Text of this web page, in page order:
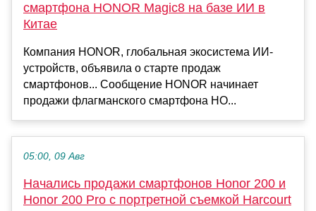
смартфона HONOR Magic8 на базе ИИ в
Китае
Компания HONOR, глобальная экосистема ИИ-
устройств, объявила о старте продаж
смартфонов... Сообщение HONOR начинает
продажи флагманского смартфона HO...
05:00, 09 Авг
Начались продажи смартфонов Honor 200 и
Honor 200 Pro с портретной съемкой Harcourt